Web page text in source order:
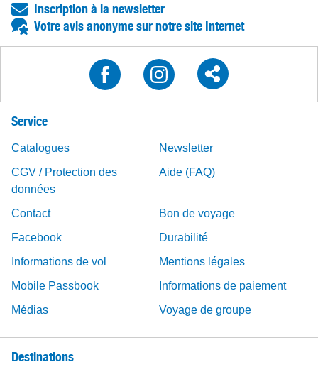
Inscription à la newsletter
Votre avis anonyme sur notre site Internet
Service
Catalogues
Newsletter
CGV / Protection des
données
Aide (FAQ)
Contact
Bon de voyage
Facebook
Durabilité
Informations de vol
Mentions légales
Mobile Passbook
Informations de paiement
Médias
Voyage de groupe
Destinations